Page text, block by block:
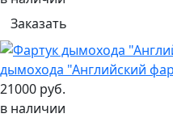
Заказать
дымохода "Английский
21000 руб.
в наличии